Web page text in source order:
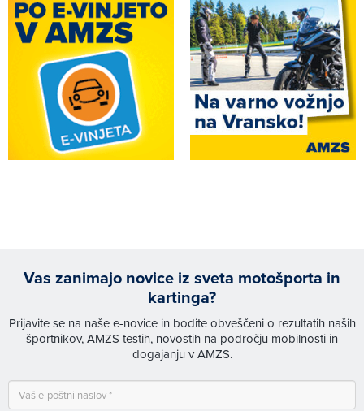
Vas zanimajo novice iz sveta motošporta in
kartinga?
Prijavite se na naše e-novice in bodite obveščeni o rezultatih naših
športnikov, AMZS testih, novostih na področju mobilnosti in
dogajanju v AMZS.